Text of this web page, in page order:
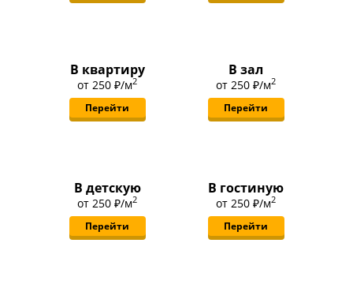
В квартиру
от 250 ₽/м2
Перейти
В зал
от 250 ₽/м2
Перейти
В детскую
от 250 ₽/м2
Перейти
В гостиную
от 250 ₽/м2
Перейти